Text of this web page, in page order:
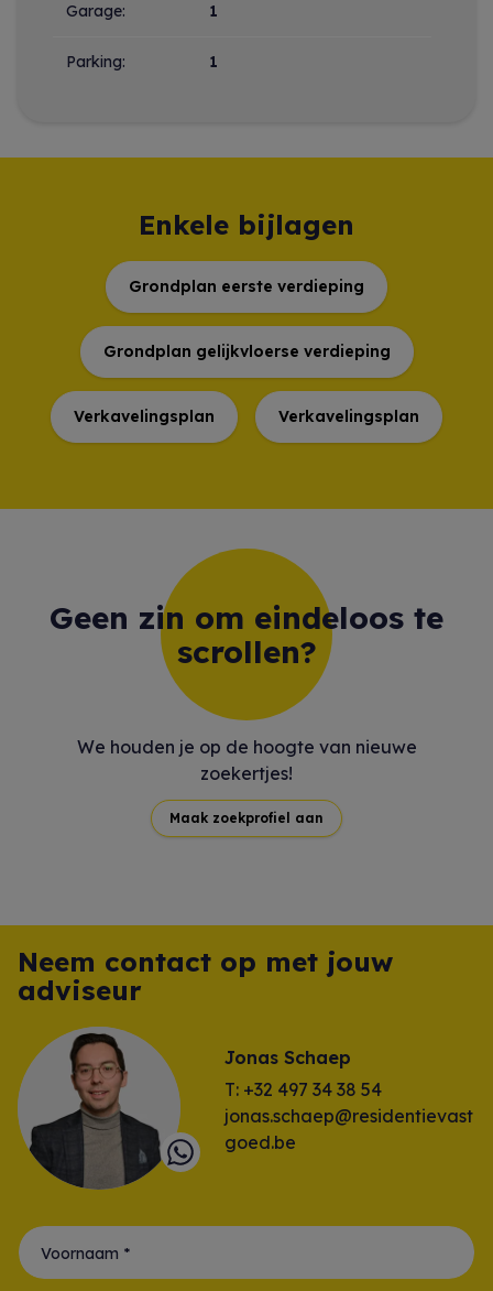
Garage: 1
Parking: 1
Enkele bijlagen
Grondplan eerste verdieping
Grondplan gelijkvloerse verdieping
Verkavelingsplan Verkavelingsplan
Geen zin om eindeloos te
scrollen?
We houden je op de hoogte van nieuwe
zoekertjes!
Maak zoekprofiel aan
Neem contact op met jouw
adviseur
Jonas Schaep
T: +32 497 34 38 54
jonas.schaep@residentievast
goed.be